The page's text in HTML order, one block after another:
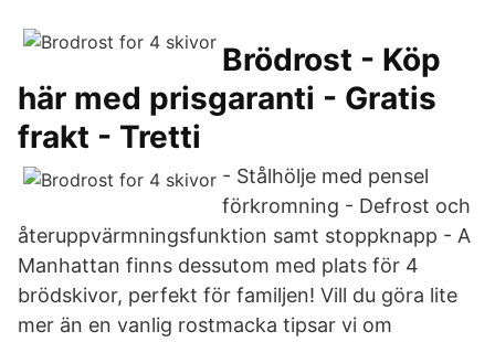
Brödrost - Köp
här med prisgaranti - Gratis
frakt - Tretti
- Stålhölje med pensel
förkromning - Defrost och
återuppvärmningsfunktion samt stoppknapp - A
Manhattan finns dessutom med plats för 4
brödskivor, perfekt för familjen! Vill du göra lite
mer än en vanlig rostmacka tipsar vi om